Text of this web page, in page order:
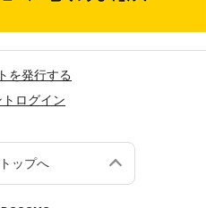
を発行する
ログイン
ップへ